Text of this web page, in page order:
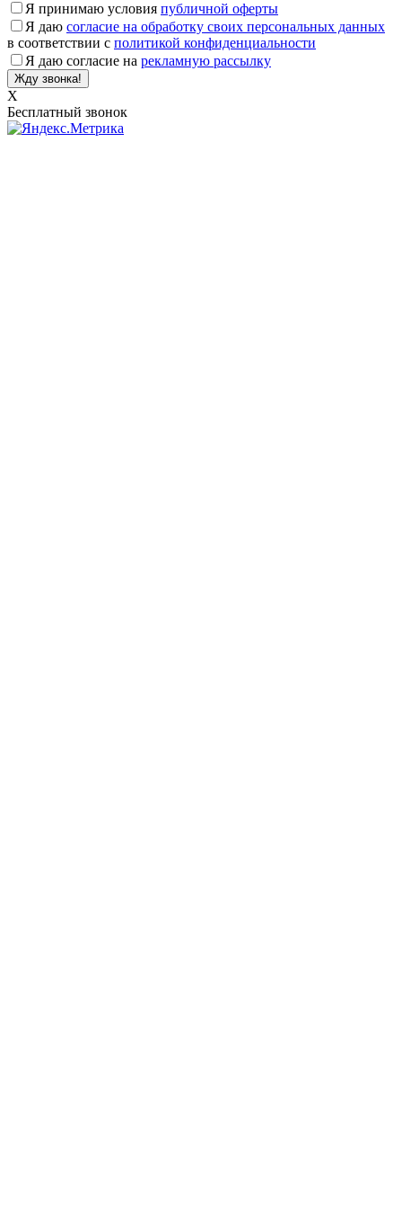
Я принимаю условия публичной оферты
Я даю согласие на обработку своих персональных данных
в соответствии с политикой конфиденциальности
Я даю согласие на рекламную рассылку
X
Бесплатный звонок